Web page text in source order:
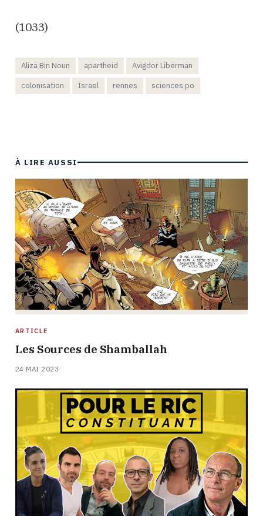
(1033)
Aliza Bin Noun apartheid
Avigdor Liberman
colonisation
Israel rennes sciences po
À LIRE AUSSI
ARTICLE
Les Sources de Shamballah
24 MAI 2023